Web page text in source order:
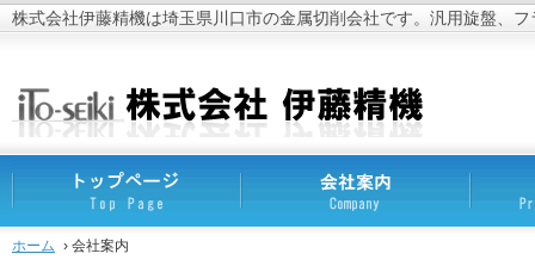
株式会社伊藤精機は埼玉県川口市の金属切削会社です。汎用旋盤、
ホーム › 会社案内